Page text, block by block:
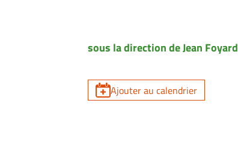
sous la direction de Jean Foyard
Ajouter au calendrier